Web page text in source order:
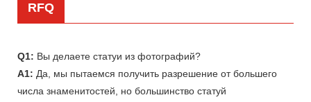
RFQ
Q1: Вы делаете статуи из фотографий?
A1: Да, мы пытаемся получить разрешение от большего
числа знаменитостей, но большинство статуй